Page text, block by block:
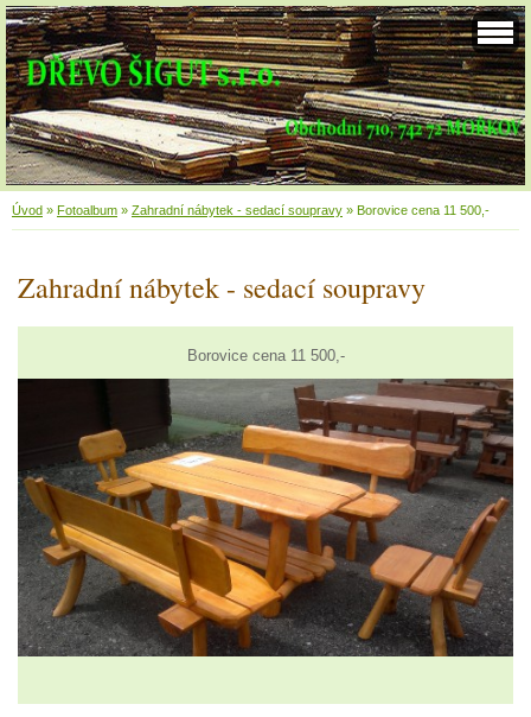
Úvod » Fotoalbum » Zahradní nábytek - sedací soupravy » Borovice cena 11 500,-
Zahradní nábytek - sedací soupravy
Borovice cena 11 500,-